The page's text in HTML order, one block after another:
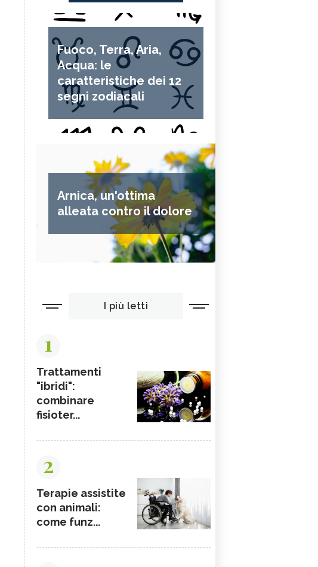
Fuoco, Terra, Aria,
Acqua: le
caratteristiche dei 12
segni zodiacali
Arnica, un'ottima
alleata contro il dolore
I più letti
1
Trattamenti
"ibridi":
combinare
fisioter...
2
Terapie assistite
con animali:
come funz...